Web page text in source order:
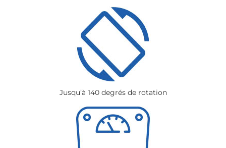
Jusqu’à 140 degrés de rotation